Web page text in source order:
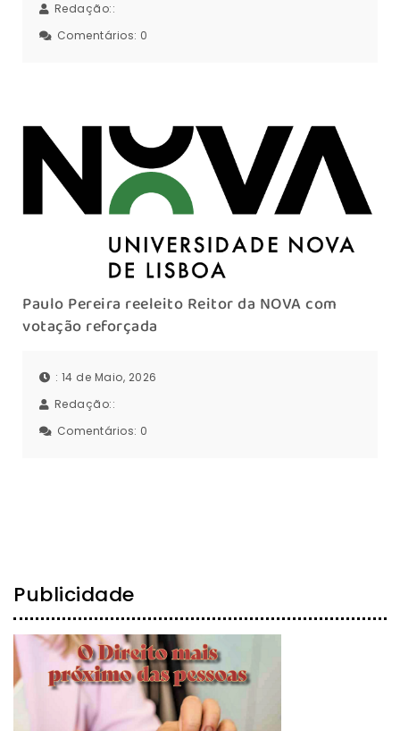
Redação::
Comentários: 0
Paulo Pereira reeleito Reitor da NOVA com
votação reforçada
: 14 de Maio, 2026
Redação::
Comentários: 0
Publicidade